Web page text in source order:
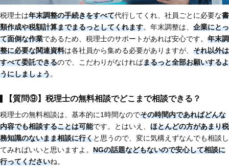
税理士は年末調整の手続きをすべて代行してくれ、社員ごとに必要な書
類作成や税額計算までまるっとしてくれます。年末調整は、 企業にとっ
て面倒な作業であるため、税理士のサポートがあれば安心です。 年末調
整に必要な関連資料は各社員から集める必要がありますが、 それ以外は
すべて委託できるので、こだわりがなければまるっと全部お願いするよ
うにしましょう。
【質問⑨】税理士の無料相談でどこまで相談できる？
税理士の無料相談は、基本的に1時間なのでその時間内であればどんな
内容でも相談することは可能です。とはいえ、 ほとんどの方があまり税
務知識のないまま相談に行くと思うので、変に気構えずなんでも相談し
てみればいいと思いますよ。 NGの話題などもないので安心して相談に
行ってくださいね。